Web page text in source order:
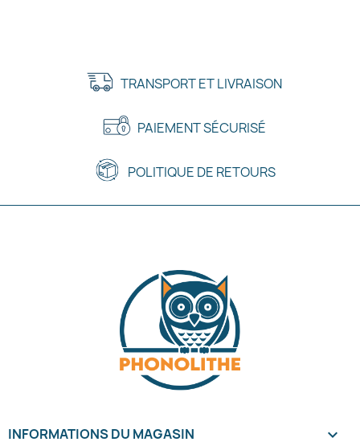
TRANSPORT ET LIVRAISON
PAIEMENT SÉCURISÉ
POLITIQUE DE RETOURS
INFORMATIONS DU MAGASIN keyboard_arrow_down